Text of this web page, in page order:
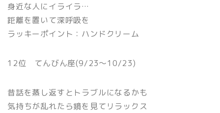
身近な人にイライラ…
距離を置いて深呼吸を
ラッキーポイント：ハンドクリーム
12位 てんびん座(9/23〜10/23)
昔話を蒸し返すとトラブルになるかも
気持ちが乱れたら鏡を見てリラックス